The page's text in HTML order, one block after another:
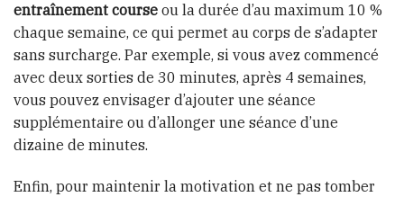
entraînement course ou la durée d’au maximum 10 %
chaque semaine, ce qui permet au corps de s’adapter
sans surcharge. Par exemple, si vous avez commencé
avec deux sorties de 30 minutes, après 4 semaines,
vous pouvez envisager d’ajouter une séance
supplémentaire ou d’allonger une séance d’une
dizaine de minutes.
Enfin, pour maintenir la motivation et ne pas tomber